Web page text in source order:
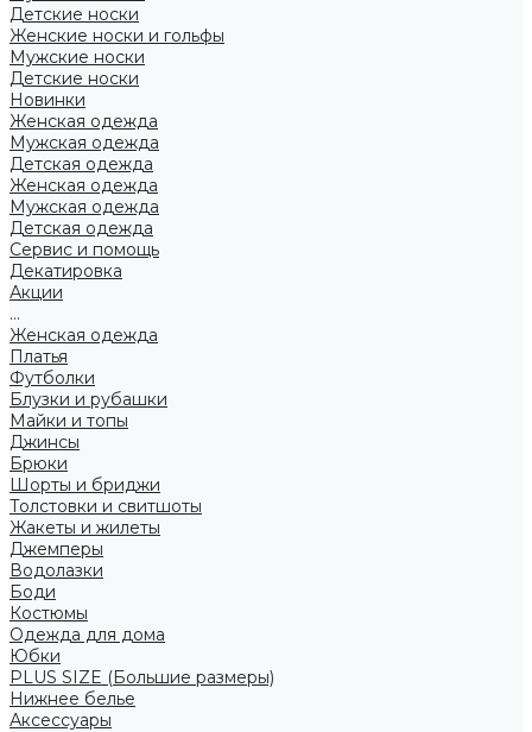
Детские носки
Женские носки и гольфы
Мужские носки
Детские носки
Новинки
Женская одежда
Мужская одежда
Детская одежда
Женская одежда
Мужская одежда
Детская одежда
Сервис и помощь
Декатировка
Акции
...
Женская одежда
Платья
Футболки
Блузки и рубашки
Майки и топы
Джинсы
Брюки
Шорты и бриджи
Толстовки и свитшоты
Жакеты и жилеты
Джемперы
Водолазки
Боди
Костюмы
Одежда для дома
Юбки
PLUS SIZE (Большие размеры)
Нижнее белье
Аксессуары